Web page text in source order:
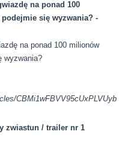
na ponad 100
się wyzwania? -
na ponad 100 milionów
wyzwania?
zwiastun / trailer nr 1